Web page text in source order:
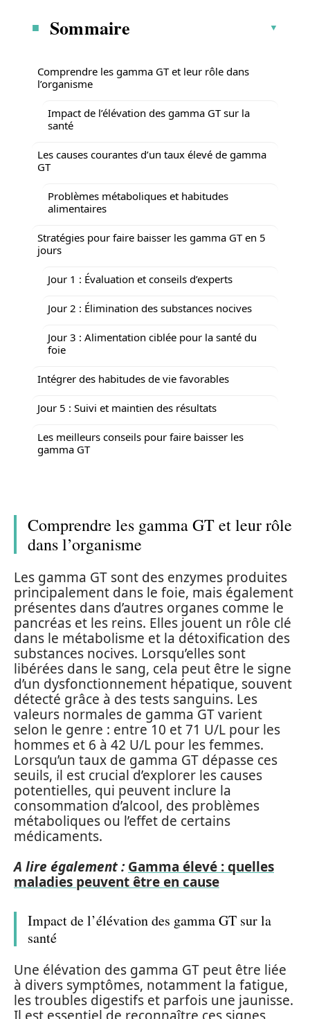
Sommaire
Comprendre les gamma GT et leur rôle dans
l’organisme
Impact de l’élévation des gamma GT sur la
santé
Les causes courantes d’un taux élevé de gamma
GT
Problèmes métaboliques et habitudes
alimentaires
Stratégies pour faire baisser les gamma GT en 5
jours
Jour 1 : Évaluation et conseils d’experts
Jour 2 : Élimination des substances nocives
Jour 3 : Alimentation ciblée pour la santé du
foie
Intégrer des habitudes de vie favorables
Jour 5 : Suivi et maintien des résultats
Les meilleurs conseils pour faire baisser les
gamma GT
Comprendre les gamma GT et leur rôle
dans l’organisme
Les gamma GT sont des enzymes produites
principalement dans le foie, mais également
présentes dans d’autres organes comme le
pancréas et les reins. Elles jouent un rôle clé
dans le métabolisme et la détoxification des
substances nocives. Lorsqu’elles sont
libérées dans le sang, cela peut être le signe
d’un dysfonctionnement hépatique, souvent
détecté grâce à des tests sanguins. Les
valeurs normales de gamma GT varient
selon le genre : entre 10 et 71 U/L pour les
hommes et 6 à 42 U/L pour les femmes.
Lorsqu’un taux de gamma GT dépasse ces
seuils, il est crucial d’explorer les causes
potentielles, qui peuvent inclure la
consommation d’alcool, des problèmes
métaboliques ou l’effet de certains
médicaments.
A lire également : Gamma élevé : quelles
maladies peuvent être en cause
Impact de l’élévation des gamma GT sur la
santé
Une élévation des gamma GT peut être liée
à divers symptômes, notamment la fatigue,
les troubles digestifs et parfois une jaunisse.
Il est essentiel de reconnaître ces signes